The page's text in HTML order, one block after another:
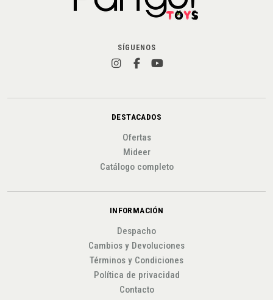
SÍGUENOS
DESTACADOS
Ofertas
Mideer
Catálogo completo
INFORMACIÓN
Despacho
Cambios y Devoluciones
Términos y Condiciones
Política de privacidad
Contacto